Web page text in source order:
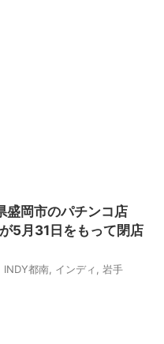
盛岡市のパチンコ店
5月31日をもって閉店
INDY都南 インディ 岩手